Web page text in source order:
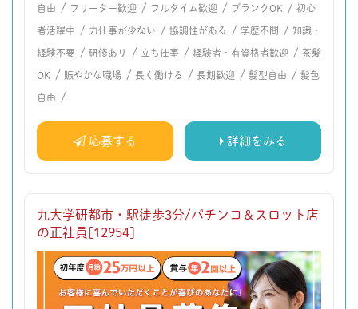
自由 / フリーター歓迎 / フルタイム歓迎 / ブランクOK / 初心
者活躍中 / 力仕事が少ない / 協調性がある / 学歴不問 / 知識・
経験不要 / 研修あり / 立ち仕事 / 経験者・有資格者歓迎 / 茶髪
OK / 賑やかな職場 / 長く働ける / 長期歓迎 / 髪型自由 / 髪色
自由 /
応募する 詳細をみる
九大学研都市・駅徒歩3分/パチンコ＆スロット店
の正社員[12954]